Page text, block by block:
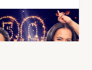
SCENE